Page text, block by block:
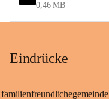
0,46 MB
Eindrücke
familienfreundlichegemeinde